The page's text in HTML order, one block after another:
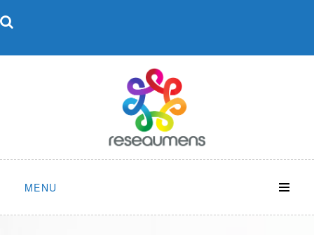
to
MENU